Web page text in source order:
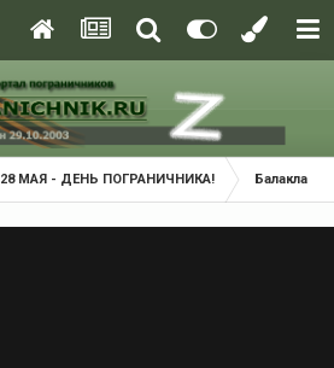
28 МАЯ - ДЕНЬ ПОГРАНИЧНИКА! Балаклава